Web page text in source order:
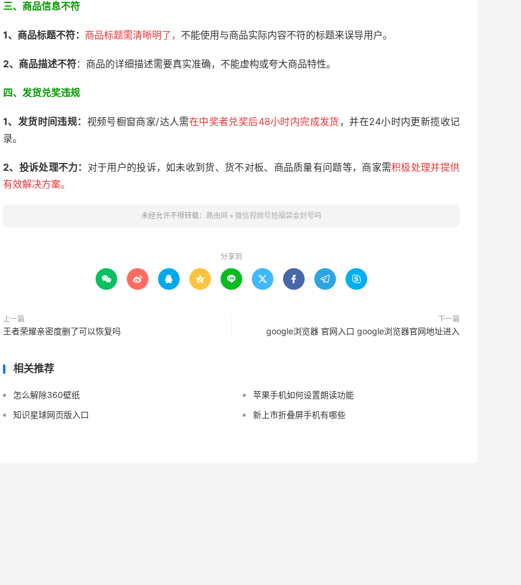
三、商品信息不符
1、商品标题不符： 商品标题需清晰明了， 不能使用与商品实际内容不符的标题来误导用户。
2、 商品描述不符：商品的详细描述需要真实准确，不能虚构或夸大商品特性。
四、发货兑奖违规
1、发货时间违规： 视频号橱窗商家/达人需在中奖者兑奖后48小时内完成发货 ，并在24小时内更新揽收记
录。
2、 投诉处理不力： 对于用户的投诉，如未收到货、货不对板、商品质量有问题等，商家需积极处理并提供
有效解决方案。
未经允许不得转载： 路由网 » 微信视频号抢福袋会封号吗
分享到
        
上一篇
王者荣耀亲密度删了可以恢复吗
下一篇
google浏览器 官网入口 google浏览器官网地址进入
相关推荐
怎么解除360壁纸
苹果手机如何设置朗读功能
知识星球网页版入口
新上市折叠屏手机有哪些